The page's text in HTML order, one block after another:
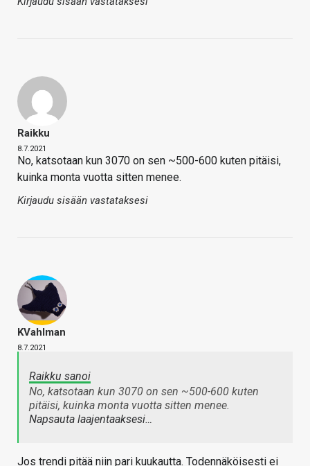
Raikku
8.7.2021
No, katsotaan kun 3070 on sen ~500-600 kuten pitäisi,
kuinka monta vuotta sitten menee.
Kirjaudu sisään vastataksesi
KVahlman
8.7.2021
Raikku sanoi
No, katsotaan kun 3070 on sen ~500-600 kuten
pitäisi, kuinka monta vuotta sitten menee.
Napsauta laajentaaksesi…
Jos trendi pitää niin pari kuukautta. Todennäköisesti ei